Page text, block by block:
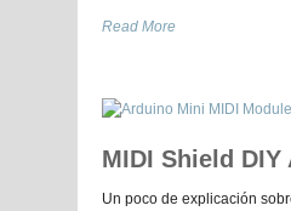
Read More
MIDI Shield
Un poco de explicación